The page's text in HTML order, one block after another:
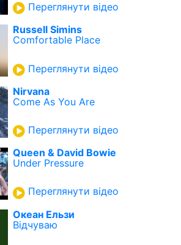
Переглянути відео
Russell Simins
Comfortable Place
Переглянути відео
Nirvana
Come As You Are
Переглянути відео
Queen & David Bowie
Under Pressure
Переглянути відео
Океан Ельзи
Вiдчуваю